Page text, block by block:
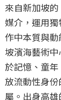
來自新加坡
媒介，運用
作中本質與
坡濱海藝術
於記憶、童
放流動性身
屬。出身高